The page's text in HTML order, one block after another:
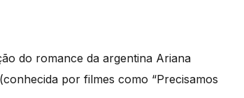
do romance da argentina Ariana
por filmes como “Precisamos